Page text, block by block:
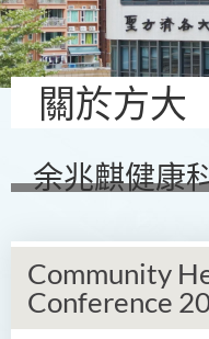
關於方大
余兆麒健康
Community
Conference